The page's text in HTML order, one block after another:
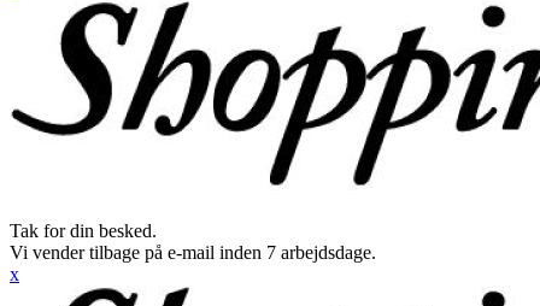
Tak for din besked.
Vi vender tilbage på e-mail inden 7 arbejdsdage.
x